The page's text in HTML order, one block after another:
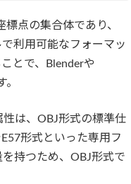
点の集合体であり、
利用可能なフォーマッ
とで、Blenderや
は、OBJ形式の標準仕
形式といった専用フ
持つため、OBJ形式で